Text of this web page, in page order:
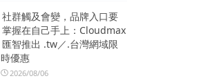
社群觸及會變，品牌入口要
掌握在自己手上：Cloudmax
匯智推出 .tw／.台灣網域限
時優惠
2026/08/06